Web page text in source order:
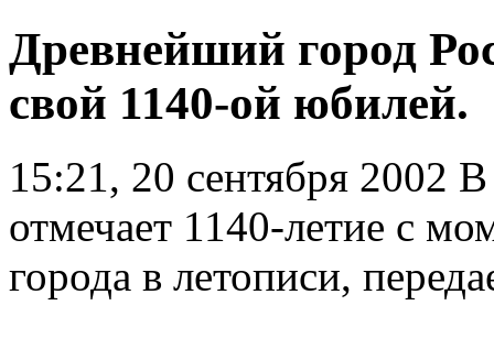
Древнейший город
свой 1140-ой юбилей.
15:21, 20 сентября 2002 В
отмечает 1140-летие с
города в летописи,